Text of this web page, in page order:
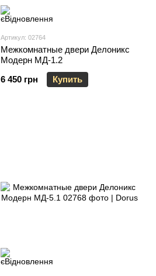
Артикул: 02764
Межкомнатные двери Делоникс
Модерн МД-1.2
6 450 грн
Купить